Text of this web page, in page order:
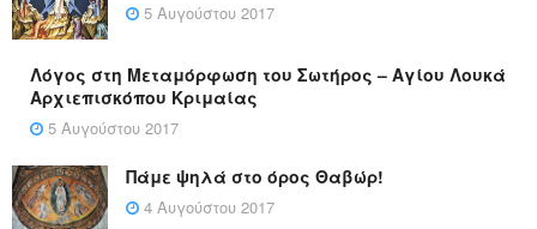
5 Αυγούστου 2017
Λόγος στη Μεταμόρφωση του Σωτήρος – Αγίου Λουκά
Αρχιεπισκόπου Κριμαίας
5 Αυγούστου 2017
Πάμε ψηλά στο όρος Θαβώρ!
4 Αυγούστου 2017